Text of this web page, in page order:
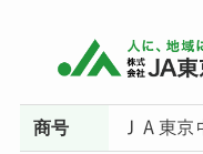
商号 ＪＡ東